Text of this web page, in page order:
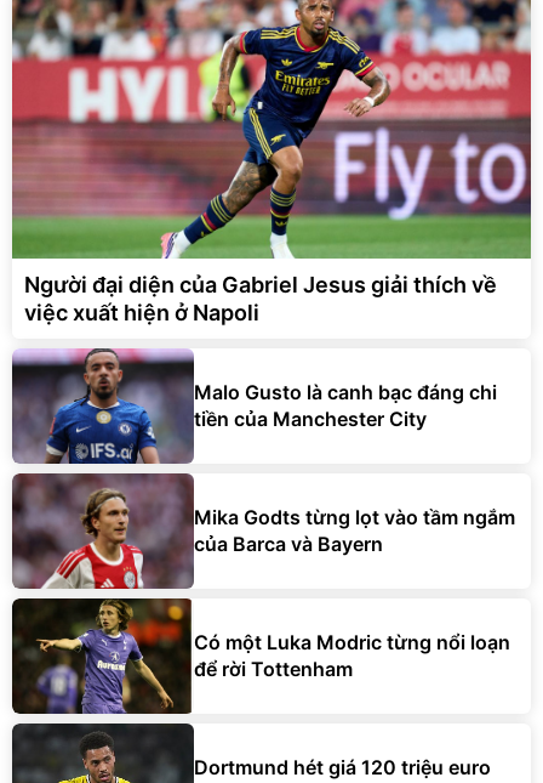
Người đại diện của Gabriel Jesus giải thích về
việc xuất hiện ở Napoli
Malo Gusto là canh bạc đáng chi
tiền của Manchester City
Mika Godts từng lọt vào tầm ngắm
của Barca và Bayern
Có một Luka Modric từng nổi loạn
để rời Tottenham
Dortmund hét giá 120 triệu euro